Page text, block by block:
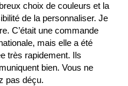
choix de couleurs et la
de la personnaliser. Je
C’était une commande
mais elle a été
très rapidement. Ils
bien. Vous ne
pas déçu.